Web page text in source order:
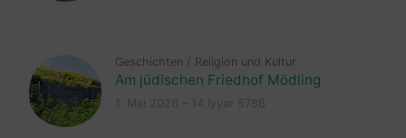
Geschichten / Religion und Kultur
Am jüdischen Friedhof Mödling